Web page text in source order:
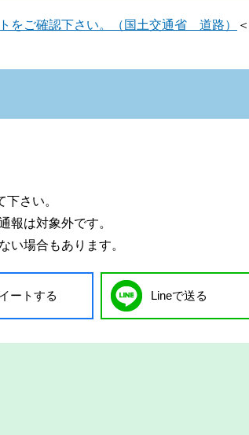
をご確認下さい。（国土交通省 道路）
＜
さい。
報は対象外です。
い場合もあります。
ートする Lineで送る